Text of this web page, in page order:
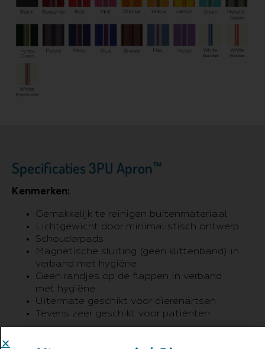
Specificaties 3PU Apron™
Kenmerken:
Gemakkelijk te reinigen buitenmateriaal
Lichtgewicht door minimalistisch ontwerp
Schouderpads
Magnetische sluiting (geen klittenband) in
verband met hygiëne
Geen randjes op de flappen in verband
met hygiëne
Uitermate geschikt voor dierenartsen
Tevens zeer geschikt voor patiënten